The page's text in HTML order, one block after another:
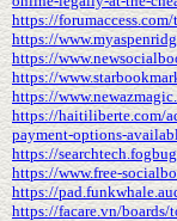
https://
https://
https://
https://
https://
https://haitiliberte.com/
payment-options-
https://
https://www.free-
https://
https://facare.vn/